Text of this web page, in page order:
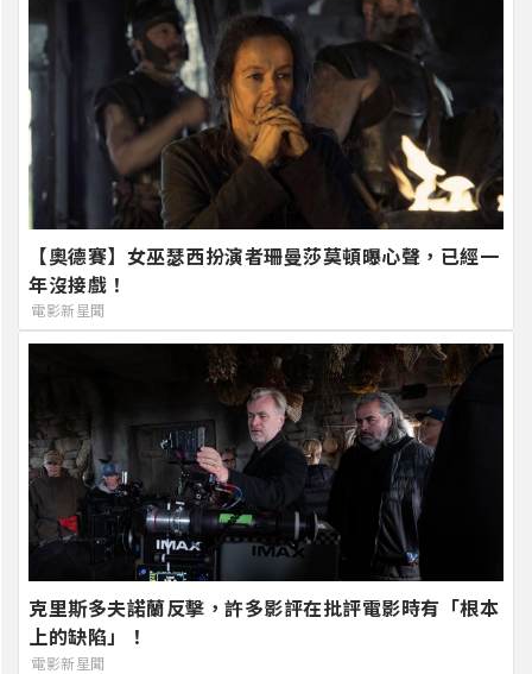
【奧德賽】女巫瑟西扮演者珊曼莎莫頓曝心聲，已經一
年沒接戲！
電影新星聞
克里斯多夫諾蘭反擊，許多影評在批評電影時有「根本
上的缺陷」！
電影新星聞